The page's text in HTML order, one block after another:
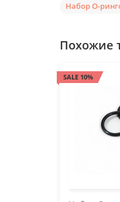
Набор О-
Похожие
SALE 10%